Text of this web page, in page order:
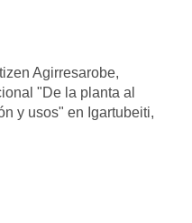
Agirresarobe,
"De la planta al
y usos" en Igartubeiti,